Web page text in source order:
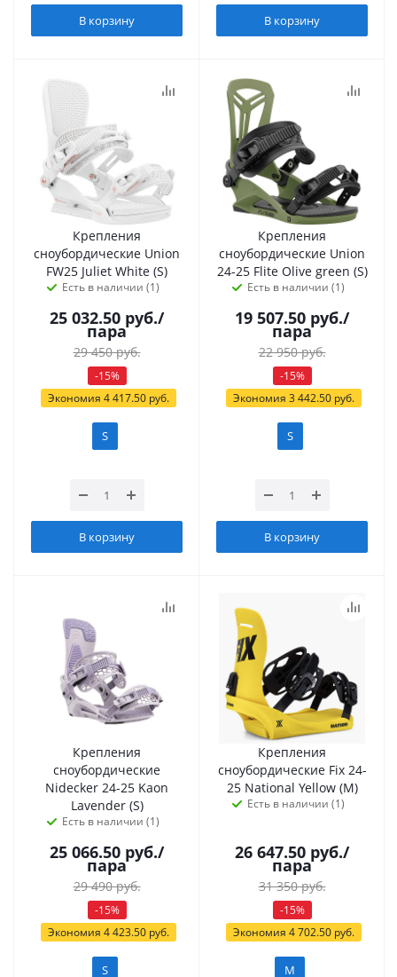
В корзину В корзину
Крепления
сноубордические Union
FW25 Juliet White (S)
Есть в наличии (1)
25 032.50 руб./
пара
29 450руб.
-15%
Экономия 4 417.50руб.
S
В корзину
Крепления
сноубордические Union
24-25 Flite Olive green (S)
Есть в наличии (1)
19 507.50 руб./
пара
22 950руб.
-15%
Экономия 3 442.50руб.
S
В корзину
Крепления
сноубордические
Nidecker 24-25 Kaon
Lavender (S)
Есть в наличии (1)
25 066.50 руб./
пара
29 490руб.
-15%
Экономия 4 423.50руб.
S
Крепления
сноубордические Fix 24-
25 National Yellow (M)
Есть в наличии (1)
26 647.50 руб./
пара
31 350руб.
-15%
Экономия 4 702.50руб.
M